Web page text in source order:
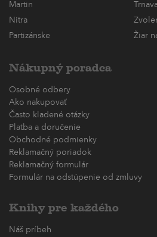
Martin
Nitra
Partizánske
Žiar
Nákupný poradca
Osobné odbery
Ako nakupovať
Často kladené otázky
Platba a doručenie
Obchodné podmienky
Reklamačný poriadok
Reklamačný formulár
Formulár na odstúpenie od zmluvy
Knihy pre každého
Náš príbeh